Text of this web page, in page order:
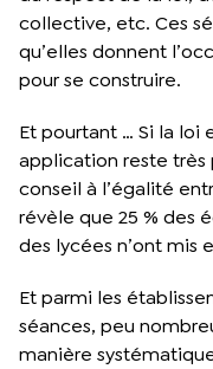
collective, etc. Ces
qu’elles donnent
pour se construire.
Et pourtant … Si la loi
application reste très
conseil à l’égalité
révèle que 25 % des
des lycées n’ont mis
Et parmi les
séances, peu
manière